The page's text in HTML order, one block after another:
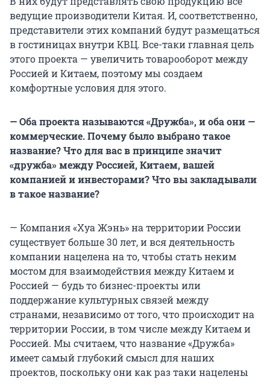
ведущие производители Китая. И, соответственно,
представители этих компаний будут размещаться
в гостиницах внутри КВЦ. Все-таки главная цель
этого проекта — увеличить товарооборот между
Россией и Китаем, поэтому мы создаем
комфортные условия для этого.
— Оба проекта называются «Дружба», и оба они —
коммерческие. Почему было выбрано такое
название? Что для вас в принципе значит
«дружба» между Россией, Китаем, вашей
компанией и инвесторами? Что вы закладывали
в такое название?
— Компания «Хуа Жэнь» на территории России
существует больше 30 лет, и вся деятельность
компании нацелена на то, чтобы стать неким
мостом для взаимодействия между Китаем и
Россией — будь то бизнес-проекты или
поддержание культурных связей между
странами, независимо от того, что происходит на
территории России, в том числе между Китаем и
Россией. Мы считаем, что название «Дружба»
имеет самый глубокий смысл для наших
проектов, поскольку они как раз таки нацелены